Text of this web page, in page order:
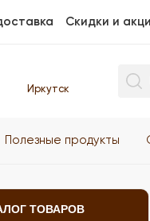
Скидки и
Иркутск
Полезные продукты
ТОВАРОВ